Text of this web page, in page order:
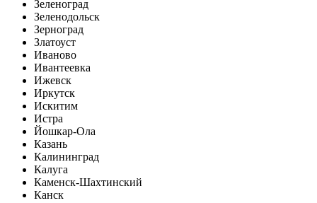
Зеленоград
Зеленодольск
Зерноград
Златоуст
Иваново
Ивантеевка
Ижевск
Иркутск
Искитим
Истра
Йошкар-Ола
Казань
Калининград
Калуга
Каменск-Шахтинский
Канск